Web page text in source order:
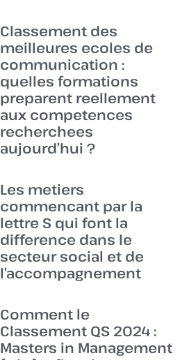
Classement des
meilleures ecoles de
communication :
quelles formations
preparent reellement
aux competences
recherchees
aujourd’hui ?
Les metiers
commencant par la
lettre S qui font la
difference dans le
secteur social et de
l’accompagnement
Comment le
Classement QS 2024 :
Masters in Management